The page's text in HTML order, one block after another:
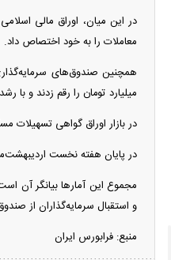
معاملات را به خود اختصاص داد.
میلیارد تومان را رقم زدند و با رشد ۸۱ و ۵۳ درصدی حجم و ارزش همراه شدند.
در بازار اوراق گواهی تسهیلات مسکن نیز ۲ میلیون ورقه به ارزش ۱۶۸
در پایان هفته نخست اردیبهشت‌ماه، ارزش بازار فرابورس نیز با رشد
مجموع این آمار‌ها بیانگر آن
و استقبال سرمایه‌گذاران از
منبع: فرابورس ایران